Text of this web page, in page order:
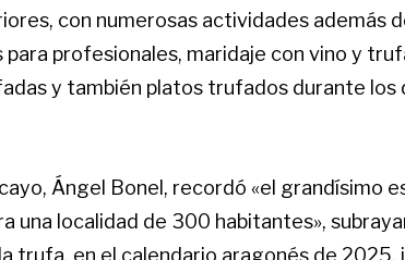
con numerosas actividades además
para profesionales, maridaje con vino y
y también platos trufados durante los
Ángel Bonel, recordó «el grandísimo
una localidad de 300 habitantes»,
trufa, en el calendario aragonés de 2025,